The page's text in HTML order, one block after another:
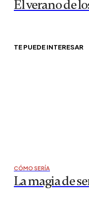
El verano de
TE PUEDE INTERESAR
CÓMO SERÍA
La magia de